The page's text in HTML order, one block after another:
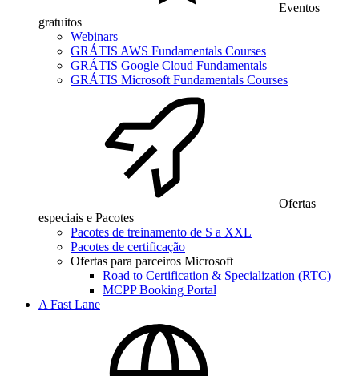
Eventos
gratuitos
Webinars
GRÁTIS AWS Fundamentals Courses
GRÁTIS Google Cloud Fundamentals
GRÁTIS Microsoft Fundamentals Courses
Ofertas
especiais e Pacotes
Pacotes de treinamento de S a XXL
Pacotes de certificação
Ofertas para parceiros Microsoft
Road to Certification & Specialization (RTC)
MCPP Booking Portal
A Fast Lane